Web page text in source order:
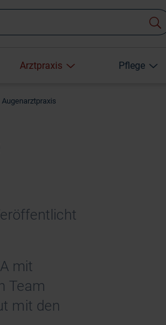
Arztpraxis Pflege
mit
Team
mit den